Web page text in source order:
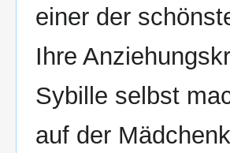
einer der
Ihre
Sybille selbst
auf der